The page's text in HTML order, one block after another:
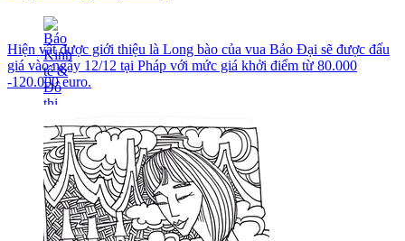
Hiện vật được giới thiệu là Long bào của vua Bảo Đại sẽ được đấu
giá vào ngày 12/12 tại Pháp với mức giá khởi điểm từ 80.000
-120.000 euro.